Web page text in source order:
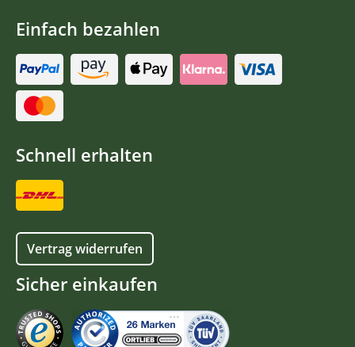
Einfach bezahlen
Schnell erhalten
Vertrag widerrufen
Sicher einkaufen